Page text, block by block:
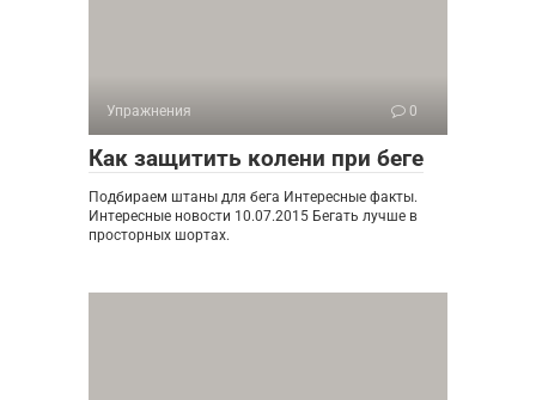
Упражнения 0
Как защитить колени при беге
Подбираем штаны для бега Интересные факты.
Интересные новости 10.07.2015 Бегать лучше в
просторных шортах.